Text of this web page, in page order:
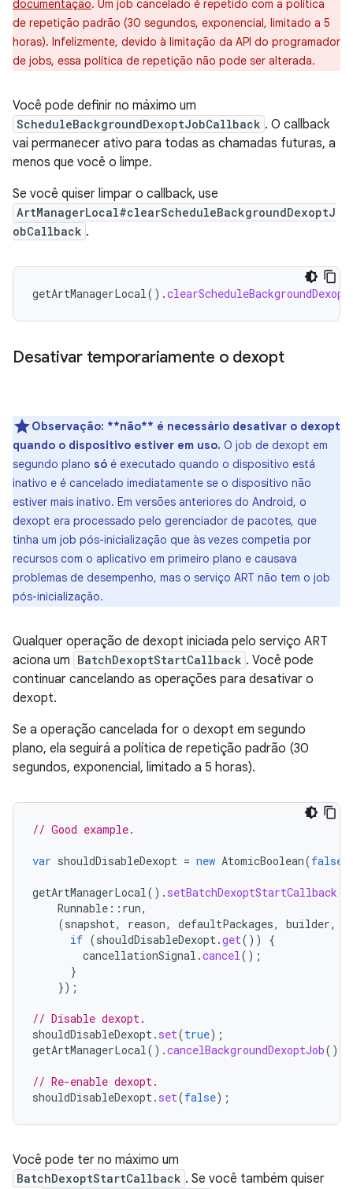
documentação. Um job cancelado é repetido com a política
de repetição padrão (30 segundos, exponencial, limitado a 5
horas). Infelizmente, devido à limitação da API do programador
de jobs, essa política de repetição não pode ser alterada.
Você pode definir no máximo um
ScheduleBackgroundDexoptJobCallback . O callback
vai permanecer ativo para todas as chamadas futuras, a
menos que você o limpe.
Se você quiser limpar o callback, use
ArtManagerLocal#clearScheduleBackgroundDexoptJ
obCallback .
getArtManagerLocal().
Desativar temporariamente o dexopt
Observação: **não** é necessário desativar o dexopt
quando o dispositivo estiver em uso. O job de dexopt em
segundo plano só é executado quando o dispositivo está
inativo e é cancelado imediatamente se o dispositivo não
estiver mais inativo. Em versões anteriores do Android, o
dexopt era processado pelo gerenciador de pacotes, que
tinha um job pós-inicialização que às vezes competia por
recursos com o aplicativo em primeiro plano e causava
problemas de desempenho, mas o serviço ART não tem o job
pós-inicialização.
Qualquer operação de dexopt iniciada pelo serviço ART
aciona um BatchDexoptStartCallback . Você pode
continuar cancelando as operações para desativar o
dexopt.
Se a operação cancelada for o dexopt em segundo
plano, ela seguirá a política de repetição padrão (30
segundos, exponencial, limitado a 5 horas).
// Good example.
var shouldDisableDexopt = new AtomicBoolean(false
getArtManagerLocal(). setBatchDexoptStartCallback(
Runnable :: run,
(snapshot, reason, defaultPackages, builder,
if (shouldDisableDexopt.get())
{
cancellationSignal .cancel();
}
});
// Disable dexopt.
shouldDisableDexopt. set(true);
getArtManagerLocal().cancelBackgroundDexoptJob();
// Re-enable dexopt.
shouldDisableDexopt. set(false);
Você pode ter no máximo um
BatchDexoptStartCallback . Se você também quiser